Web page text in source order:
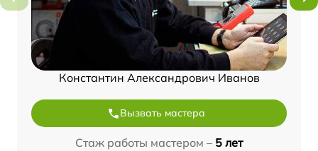
Константин Александрович Иванов
Вызвать мастера
Стаж работы мастером – 5 лет